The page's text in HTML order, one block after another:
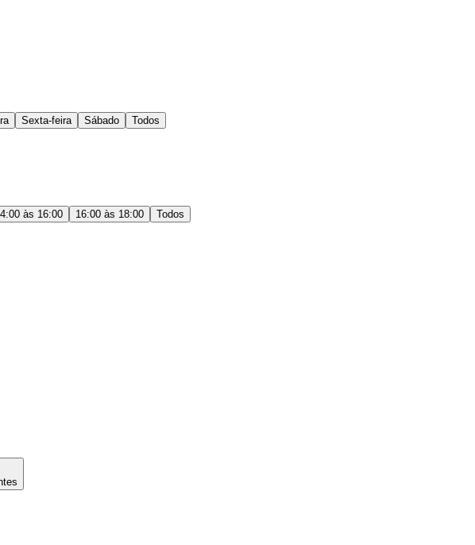
Sexta-feira Sábado Todos
às 16:00 16:00 às 18:00 Todos